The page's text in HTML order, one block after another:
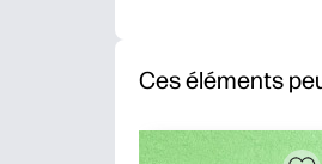
Ces éléments